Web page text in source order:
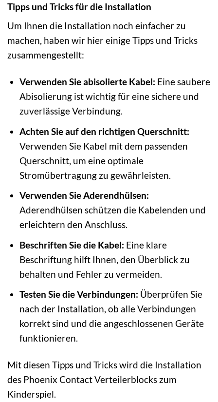
Tipps und Tricks für die Installation
Um Ihnen die Installation noch einfacher zu
machen, haben wir hier einige Tipps und Tricks
zusammengestellt:
Verwenden Sie abisolierte Kabel: Eine saubere
Abisolierung ist wichtig für eine sichere und
zuverlässige Verbindung.
Achten Sie auf den richtigen Querschnitt:
Verwenden Sie Kabel mit dem passenden
Querschnitt, um eine optimale
Stromübertragung zu gewährleisten.
Verwenden Sie Aderendhülsen:
Aderendhülsen schützen die Kabelenden und
erleichtern den Anschluss.
Beschriften Sie die Kabel: Eine klare
Beschriftung hilft Ihnen, den Überblick zu
behalten und Fehler zu vermeiden.
Testen Sie die Verbindungen: Überprüfen Sie
nach der Installation, ob alle Verbindungen
korrekt sind und die angeschlossenen Geräte
funktionieren.
Mit diesen Tipps und Tricks wird die Installation
des Phoenix Contact Verteilerblocks zum
Kinderspiel.